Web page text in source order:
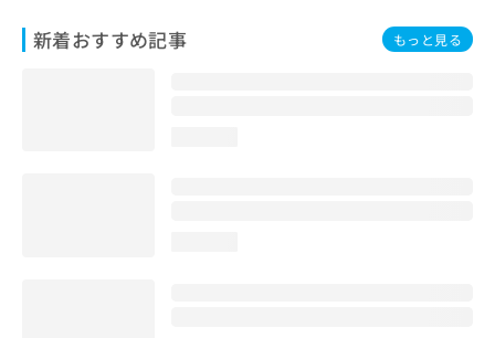
新着おすすめ記事 もっと見る
問